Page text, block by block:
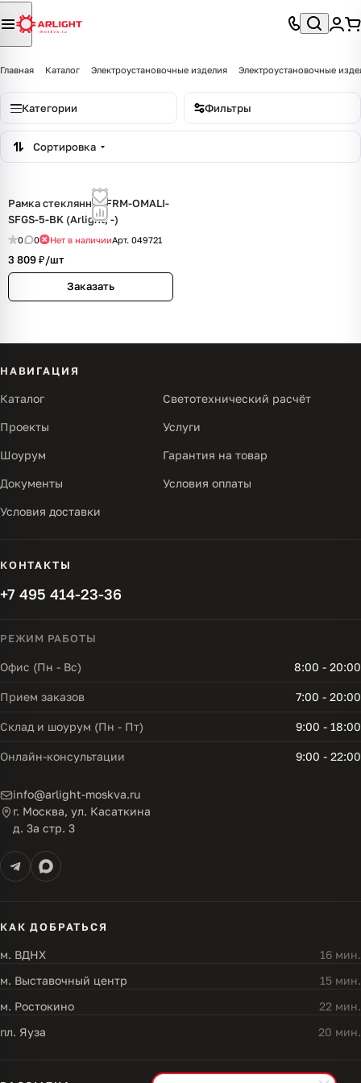
Главная Каталог Электроустановочные изделия Электроустановочные
Категории Фильтры
Сортировка
Рамка стеклянная FRM-OMALI-
SFGS-5-BK (Arlight, -)
0 0 Нет в наличииАрт. 049721
3 809 ₽/шт
Заказать
НАВИГАЦИЯ
Каталог Светотехнический расчёт
Проекты Услуги
Шоурум Гарантия на товар
Документы Условия оплаты
Условия доставки
КОНТАКТЫ
+7 495 414-23-36
РЕЖИМ РАБОТЫ
Офис (Пн - Вс) 8:00 - 20:00
Прием заказов 7:00 - 20:00
Склад и шоурум (Пн - Пт) 9:00 - 18:00
Онлайн-консультации 9:00 - 22:00
info@arlight-moskva.ru
г. Москва, ул. Касаткина
д. 3а стр. 3
КАК ДОБРАТЬСЯ
м. ВДНХ
16 мин.
м. Выставочный центр
15 мин.
м. Ростокино
22 мин.
пл. Яуза
20 мин.